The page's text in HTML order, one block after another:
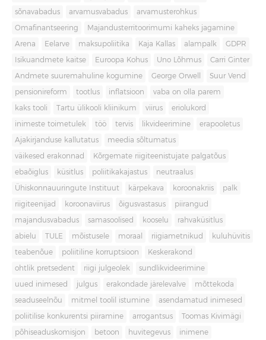
sõnavabadus arvamusvabadus arvamusterohkus
Omafinantseering Majandusterritoorimumi kaheks jagamine
Arena Eelarve maksupoliitika Kaja Kallas alampalk GDPR
Isikuandmete kaitse Euroopa Kohus Uno Lõhmus Carri Ginter
Andmete suuremahuline kogumine George Orwell Suur Vend
pensionireform tootlus inflatsioon vaba on olla parem
kaks tooli Tartu ülikooli kliinikum viirus eriolukord
inimeste toimetulek töö tervis likvideerimine erapooletus
Ajakirjanduse kallutatus meedia sõltumatus
väikesed erakonnad Kõrgemate riigiteenistujate palgatõus
ebaõiglus küsitlus poliitikakajastus neutraalus
Ühiskonnauuringute Instituut kärpekava koroonakriis palk
riigiteenijad koroonaviirus õigusvastasus piirangud
majandusvabadus samasoolised kooselu rahvaküsitlus
abielu TULE mõistusele moraal riigiametnikud kuluhüvitis
teabenõue poliitiline korruptsioon Keskerakond
ohtlik pretsedent riigi julgeolek sundlikvideerimine
uued inimesed julgus erakondade järelevalve mõttekoda
seaduseelnõu mitmel toolil istumine asendamatud inimesed
poliitilise konkurentsi piiramine arrogantsus Toomas Kivimägi
põhiseaduskomisjon betoon huvitegevus inimene